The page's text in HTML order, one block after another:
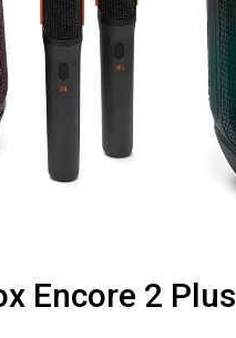
Encore 2 Plus